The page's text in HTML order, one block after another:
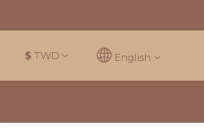
$ TWD English